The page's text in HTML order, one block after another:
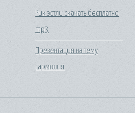
Рик эстли скачать бесплатно
mp3
Презентация на тему
гармония